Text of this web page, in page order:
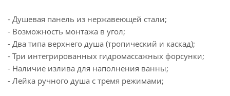
- Душевая панель из нержавеющей стали;
- Возможность монтажа в угол;
- Два типа верхнего душа (тропический и каскад);
- Три интегрированных гидромассажных форсунки;
- Наличие излива для наполнения ванны;
- Лейка ручного душа с тремя режимами;